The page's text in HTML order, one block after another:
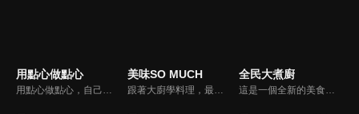
用點心做點心
用點心做點心，自己動手最開心！全台唯一以點心烘焙為主題的電視節目，邀請熱愛烘焙料理的你/妳，一起加入我們DIY各式各樣的點心。
美味SO MUCH
跟著大廚學料理，最強的料理小百科，美味SO MUCH！
全民大煮廚
這是一個全新的美食節目，將為您煮出台灣的好滋味，豐富、美味的畫面，傳遞「煮廚」對料理的用心，獨特的介紹方式，要你吃得更有創意、吃得更有趣！現今飲食已趨健康走向為主，「全民大煮廚」要用「輕食輕煙」讓你吃出健康與活力，並帶觀眾們從食材開始，想成為達人級的吃貨，走～我們從「煮」開始！